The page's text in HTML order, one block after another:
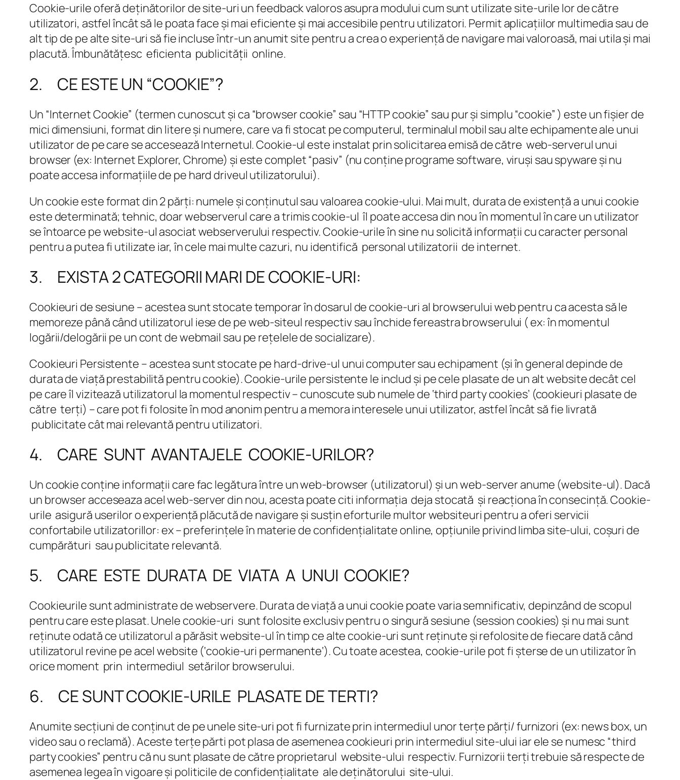
Cookie-urile oferă deținătorilor de site-uri un feedback valoros asupra modului cum sunt utilizate site-urile lor de către
utilizatori, astfel încât să le poata face și mai eficiente și mai accesibile pentru utilizatori. Permit aplicațiilor multimedia sau de
alt tip de pe alte site-uri să fie incluse într-un anumit site pentru a crea o experiență de navigare mai valoroasă, mai utila și mai
placută. Îmbunătățesc eficienta publicității online.
2. CE ESTE UN “COOKIE”?
Un “Internet Cookie” (termen cunoscut și ca “browser cookie” sau “HTTP cookie” sau pur și simplu “cookie” ) este un fișier de
mici dimensiuni, format din litere și numere, care va fi stocat pe computerul, terminalul mobil sau alte echipamente ale unui
utilizator de pe care se accesează Internetul. Cookie-ul este instalat prin solicitarea emisă de către web-serverul unui
browser (ex: Internet Explorer, Chrome) și este complet “pasiv” (nu conține programe software, viruși sau spyware și nu
poate accesa informațiile de pe hard driveul utilizatorului).
Un cookie este format din 2 părți: numele și conținutul sau valoarea cookie-ului. Mai mult, durata de existență a unui cookie
este determinată; tehnic, doar webserverul care a trimis cookie-ul îl poate accesa din nou în momentul în care un utilizator
se întoarce pe website-ul asociat webserverului respectiv. Cookie-urile în sine nu solicită informații cu caracter personal
pentru a putea fi utilizate iar, în cele mai multe cazuri, nu identifică personal utilizatorii de internet.
3. EXISTA 2 CATEGORII MARI DE COOKIE-URI:
Cookieuri de sesiune – acestea sunt stocate temporar în dosarul de cookie-uri al browserului web pentru ca acesta să le
memoreze până când utilizatorul iese de pe web-siteul respectiv sau închide fereastra browserului ( ex: în momentul
logării/delogării pe un cont de webmail sau pe rețelele de socializare).
Cookieuri Persistente – acestea sunt stocate pe hard-drive-ul unui computer sau echipament (și în general depinde de
durata de viață prestabilită pentru cookie). Cookie-urile persistente le includ și pe cele plasate de un alt website decât cel
pe care îl vizitează utilizatorul la momentul respectiv – cunoscute sub numele de ‘third party cookies’ (cookieuri plasate de
către terți) – care pot fi folosite în mod anonim pentru a memora interesele unui utilizator, astfel încât să fie livrată
publicitate cât mai relevantă pentru utilizatori.
4. CARE SUNT AVANTAJELE COOKIE-URILOR?
Un cookie conține informații care fac legătura între un web-browser (utilizatorul) și un web-server anume (website-ul). Dacă
un browser acceseaza acel web-server din nou, acesta poate citi informația deja stocată și reacționa în consecință. Cookie-
urile asigură userilor o experiență plăcută de navigare și susțin eforturile multor websiteuri pentru a oferi servicii
confortabile utilizatorillor: ex – preferințele în materie de confidențialitate online, opțiunile privind limba site-ului, coșuri de
cumpărături sau publicitate relevantă.
5. CARE ESTE DURATA DE VIATA A UNUI COOKIE?
Cookieurile sunt administrate de webservere. Durata de viață a unui cookie poate varia semnificativ, depinzând de scopul
pentru care este plasat. Unele cookie-uri sunt folosite exclusiv pentru o singură sesiune (session cookies) și nu mai sunt
reținute odată ce utilizatorul a părăsit website-ul în timp ce alte cookie-uri sunt reținute și refolosite de fiecare dată când
utilizatorul revine pe acel website (‘cookie-uri permanente‘). Cu toate acestea, cookie-urile pot fi șterse de un utilizator în
orice moment prin intermediul setărilor browserului.
6. CE SUNT COOKIE-URILE PLASATE DE TERTI?
Anumite secțiuni de conținut de pe unele site-uri pot fi furnizate prin intermediul unor terțe părți/ furnizori (ex: news box, un
video sau o reclamă). Aceste terțe părti pot plasa de asemenea cookieuri prin intermediul site-ului iar ele se numesc “third
party cookies” pentru că nu sunt plasate de către proprietarul website-ului respectiv. Furnizorii terți trebuie să respecte de
asemenea legea în vigoare și politicile de confidențialitate ale deținătorului site-ului.